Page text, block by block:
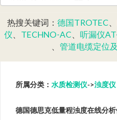
热搜关键词： 德国TROTEC
仪
TECHNO-AC 听漏仪
管道电缆定位
所属分类： 水质检测仪->浊度仪
德国德思克低量程浊度在线分